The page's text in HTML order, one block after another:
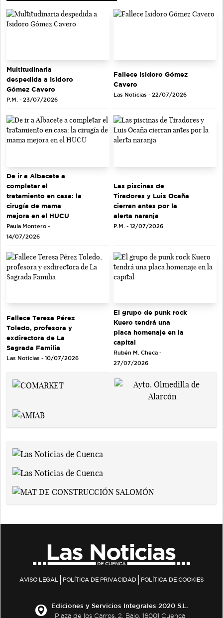
Multitudinaria
despedida a Isidoro
Gómez Cavero
P.M. - 23/07/2026
Fallece Isidoro Gómez
Cavero
Las Noticias - 22/07/2026
De ir a Albacete a
completar el
tratamiento en casa: la
cirugía de mama
mejora en el HUCU
Paula Montero -
14/07/2026
Las piscinas de
Tiradores y Luis Ocaña
cierran antes por la
alerta naranja
P.M. - 12/07/2026
Fallece Teresa Pérez
Toledo, profesora y
exdirectora de La
Sagrada Familia
Las Noticias - 10/07/2026
El grupo de punk rock
Kuero tendrá una
placa homenaje en la
capital
Rubén M. Checa -
27/07/2026
AVISO LEGAL POLÍTICA DE PRIVACIDAD POLÍTICA DE COOKIES
Ediciones y Servicios Integrales 2020 S.L.
Plaza de los Carros, 2. Bajo. 16001 Cuenca